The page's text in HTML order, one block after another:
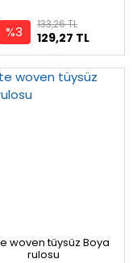
%3 129,27 TL
133,26 TL
woven tüysüz Boya
rulosu